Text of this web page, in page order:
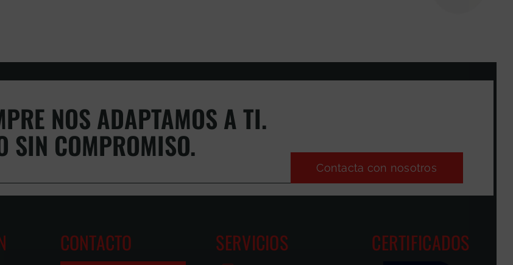
NOS ADAPTAMOS A TI.
SIN COMPROMISO.
Contacta con nosotros
CONTACTO SERVICIOS CERTIFICADOS